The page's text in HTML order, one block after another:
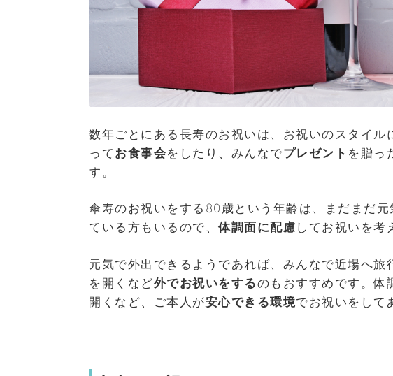
数年ごとにある長寿のお祝いは、お祝いのスタイル
って お食事会をしたり、みんなでプレゼント を贈っ
す。
傘寿のお祝いをする80歳という年齢は、まだまだ
ている方もいるので、 体調面に配慮 してお祝いを考
元気で外出できるようであれば、みんなで近場へ
を開くなど外でお祝いをするのもおすすめです。体
開くなど、ご本人が安心できる環境でお祝いをして